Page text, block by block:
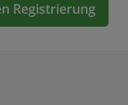
Registrierung